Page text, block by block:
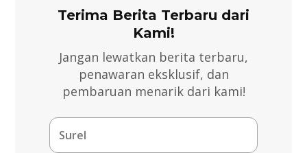
Terima Berita Terbaru dari
Kami!
Jangan lewatkan berita terbaru,
penawaran eksklusif, dan
pembaruan menarik dari kami!